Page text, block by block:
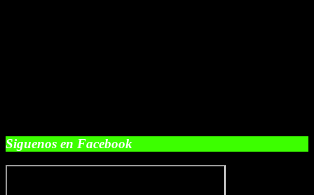
Siguenos en Facebook